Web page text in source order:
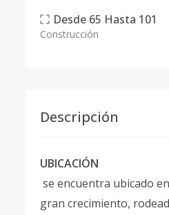
Desde 65 Hasta 101
Construcción
Descripción
UBICACIÓN
se encuentra ubicado
gran crecimiento,